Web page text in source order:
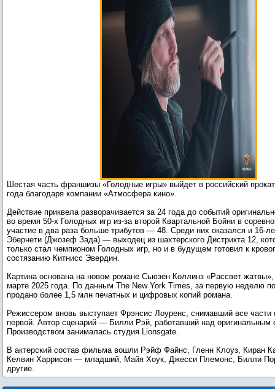
Шестая часть франшизы «Голодные игры» выйдет в российский
года благодаря компании «Атмосфера кино».
Действие приквела разворачивается за 24 года до событий
во время 50-х Голодных игр из-за второй Квартальной Бойни в
участие в два раза больше трибутов — 48. Среди них оказался и 16-
Эбернети (Джозеф Зада) — выходец из шахтерского Дистрикта 12,
только стал чемпионом Голодных игр, но и в будущем готовил к
состязанию Китнисс Эвердин.
Картина основана на новом романе Сьюзен Коллинз «Рассвет
марте 2025 года. По данным The New York Times, за первую неделю
продано более 1,5 млн печатных и цифровых копий романа.
Режиссером вновь выступает Фрэнсис Лоуренс, снимавший все
первой. Автор сценарий — Билли Рэй, работавший над
Производством занималась студия Lionsgate.
В актерский состав фильма вошли Рэйф Файнс, Гленн Клоуз, Киран
Келвин Харрисон — младший, Майя Хоук, Джесси Племонс, Билли
другие.